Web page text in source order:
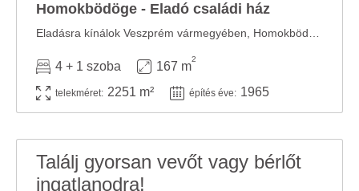
Homokbödöge - Eladó családi ház
4 + 1 szoba 167 m
2
telekméret: 2251 m² építés éve: 1965
Találj gyorsan vevőt vagy bérlőt
ingatlanodra!